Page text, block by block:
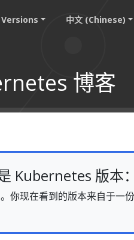
Versions 中文 (Chinese)
博客
Kubernetes 版本
你现在看到的版本来自于一